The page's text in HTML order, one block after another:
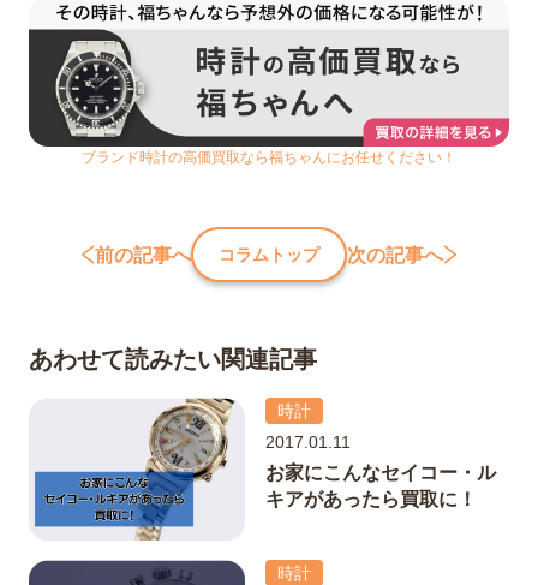
ブランド時計の高価買取なら福ちゃんにお任せください！
前の記事へ コラムトップ 次の記事へ
あわせて読みたい関連記事
時計
2017.01.11
お家にこんなセイコー・ル
キアがあったら買取に！
時計